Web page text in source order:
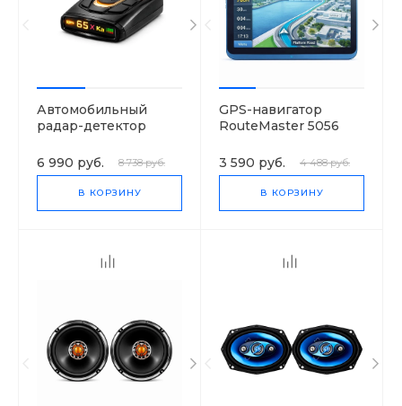
Автомобильный
радар-детектор
6 990 руб.
8 738 руб.
В КОРЗИНУ
GPS-навигатор
RouteMaster 5056
3 590 руб. 4 488 руб.
В КОРЗИНУ